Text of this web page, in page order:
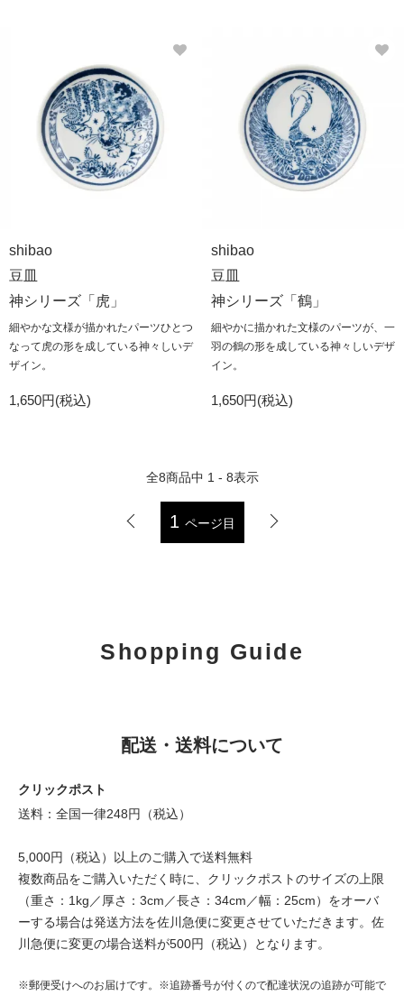
shibao
豆皿
神シリーズ「虎」
細やかな文様が描かれたパーツひとつ
なって虎の形を成している神々しいデ
ザイン。
1,650円(税込)
shibao
豆皿
神シリーズ「鶴」
細やかに描かれた文様のパーツが、一
羽の鶴の形を成している神々しいデザ
イン。
1,650円(税込)
全8商品中 1 - 8表示
1 ページ目
Shopping Guide
配送・送料について
クリックポスト
送料：全国一律248円（税込）
5,000円（税込）以上のご購入で送料無料
複数商品をご購入いただく時に、クリックポストのサイズの上限
（重さ：1kg／厚さ：3cm／長さ：34cm／幅：25cm）をオーバ
ーする場合は発送方法を佐川急便に変更させていただきます。佐
川急便に変更の場合送料が500円（税込）となります。
※郵便受けへのお届けです。※追跡番号が付くので配達状況の追跡が可能で